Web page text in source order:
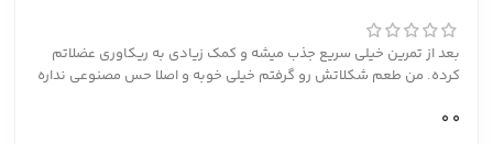
بعد از تمرین خیلی سریع جذب میشه و کمک زیادی به ریکاوری عضلاتم
کرده. من طعم شکلاتش رو گرفتم خیلی خوبه و اصلا حس مصنوعی نداره
0
0